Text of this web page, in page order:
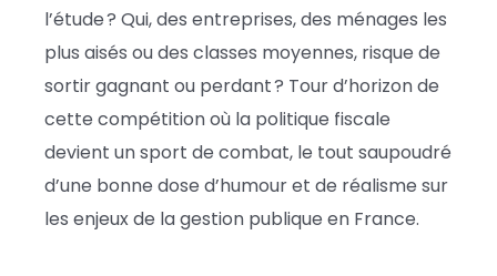
l’étude ? Qui, des entreprises, des ménages les
plus aisés ou des classes moyennes, risque de
sortir gagnant ou perdant ? Tour d’horizon de
cette compétition où la politique fiscale
devient un sport de combat, le tout saupoudré
d’une bonne dose d’humour et de réalisme sur
les enjeux de la gestion publique en France.